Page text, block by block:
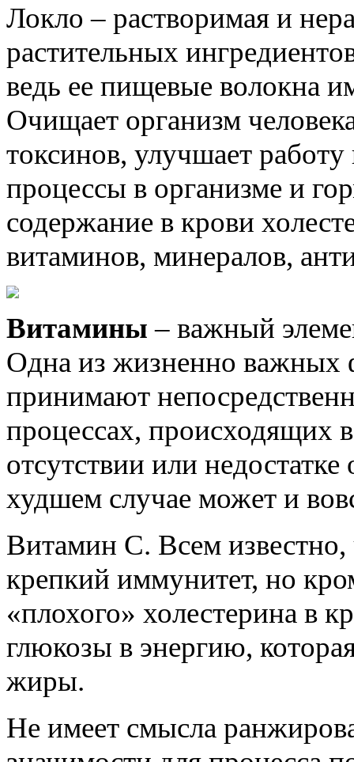
Локло – растворимая и
растительных
ведь ее пищевые волокна
Очищает организм
токсинов, улучшает
процессы в организме и
содержание в крови
витаминов, минералов,
Витамины – важный
Одна из жизненно важных
принимают
процессах, происходящих
отсутствии или
худшем случае может и
Витамин С. Всем известно,
крепкий иммунитет, но
«плохого» холестерина в
глюкозы в энергию,
жиры.
Не имеет смысла